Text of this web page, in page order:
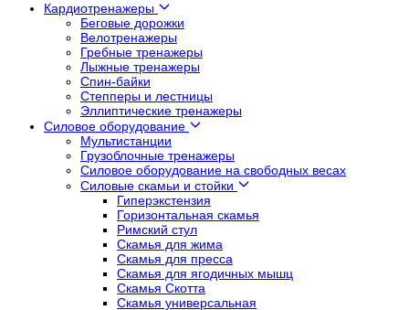
Кардиотренажеры
Беговые дорожки
Велотренажеры
Гребные тренажеры
Лыжные тренажеры
Спин-байки
Степперы и лестницы
Эллиптические тренажеры
Силовое оборудование
Мультистанции
Грузоблочные тренажеры
Силовое оборудование на свободных весах
Силовые скамьи и стойки
Гиперэкстензия
Горизонтальная скамья
Римский стул
Скамья для жима
Скамья для пресса
Скамья для ягодичных мышц
Скамья Скотта
Скамья универсальная